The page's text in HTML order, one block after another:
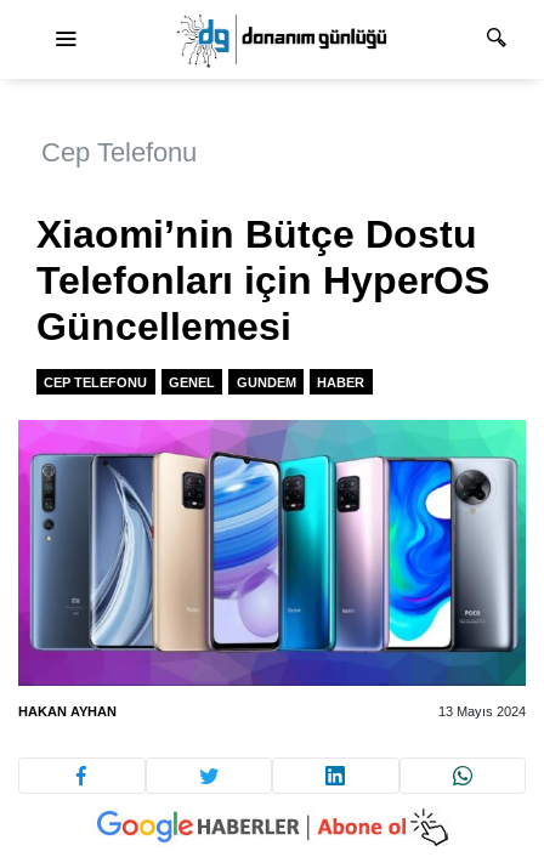
Cep Telefonu
Xiaomi’nin Bütçe Dostu
Telefonları için HyperOS
Güncellemesi
CEP TELEFONU GENEL GUNDEM HABER
HAKAN AYHAN 13 Mayıs 2024